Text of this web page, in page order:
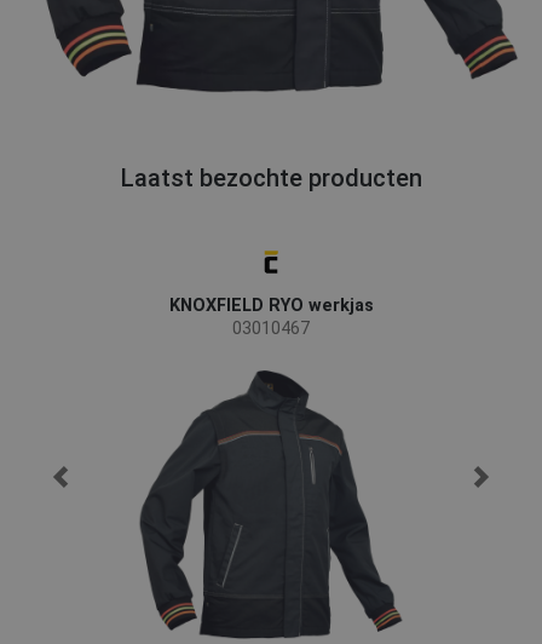
Laatst bezochte producten
KNOXFIELD RYO werkjas
03010467